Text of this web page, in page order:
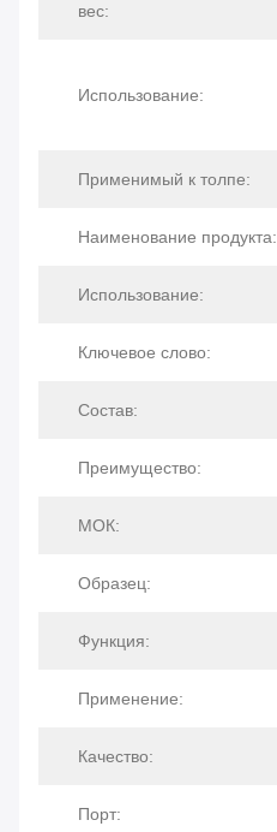
вес:
Использование:
Применимый к толпе:
Наименование продукта:
Использование:
Ключевое слово:
Состав:
Преимущество:
МОК:
Образец:
Функция:
Применение:
Качество:
Порт: